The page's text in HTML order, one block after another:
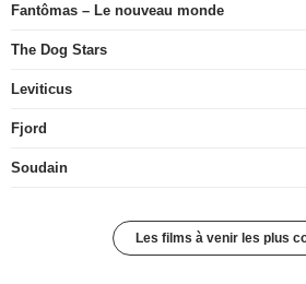
Fantômas – Le nouveau monde
The Dog Stars
Leviticus
Fjord
Soudain
Les films à venir les plus